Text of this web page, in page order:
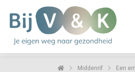
Middenrif Een